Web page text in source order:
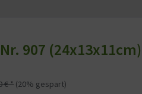
907 (24x13x11cm)
€ * (20% gespart)